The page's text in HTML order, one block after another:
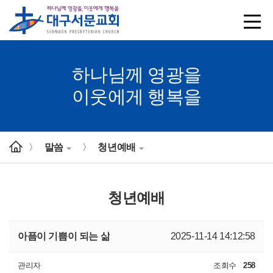
하나님께 영광을
이웃에게 행복을
> 말씀 > 청년예배
청년예배
아픔이 기쁨이 되는 삶 2025-11-14 14:12:58
관리자 조회수 258